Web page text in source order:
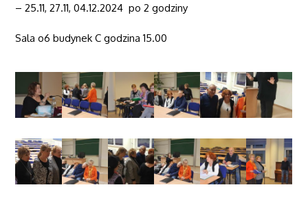
– 25.11, 27.11, 04.12.2024 po 2 godziny
Sala o6 budynek C godzina 15.00